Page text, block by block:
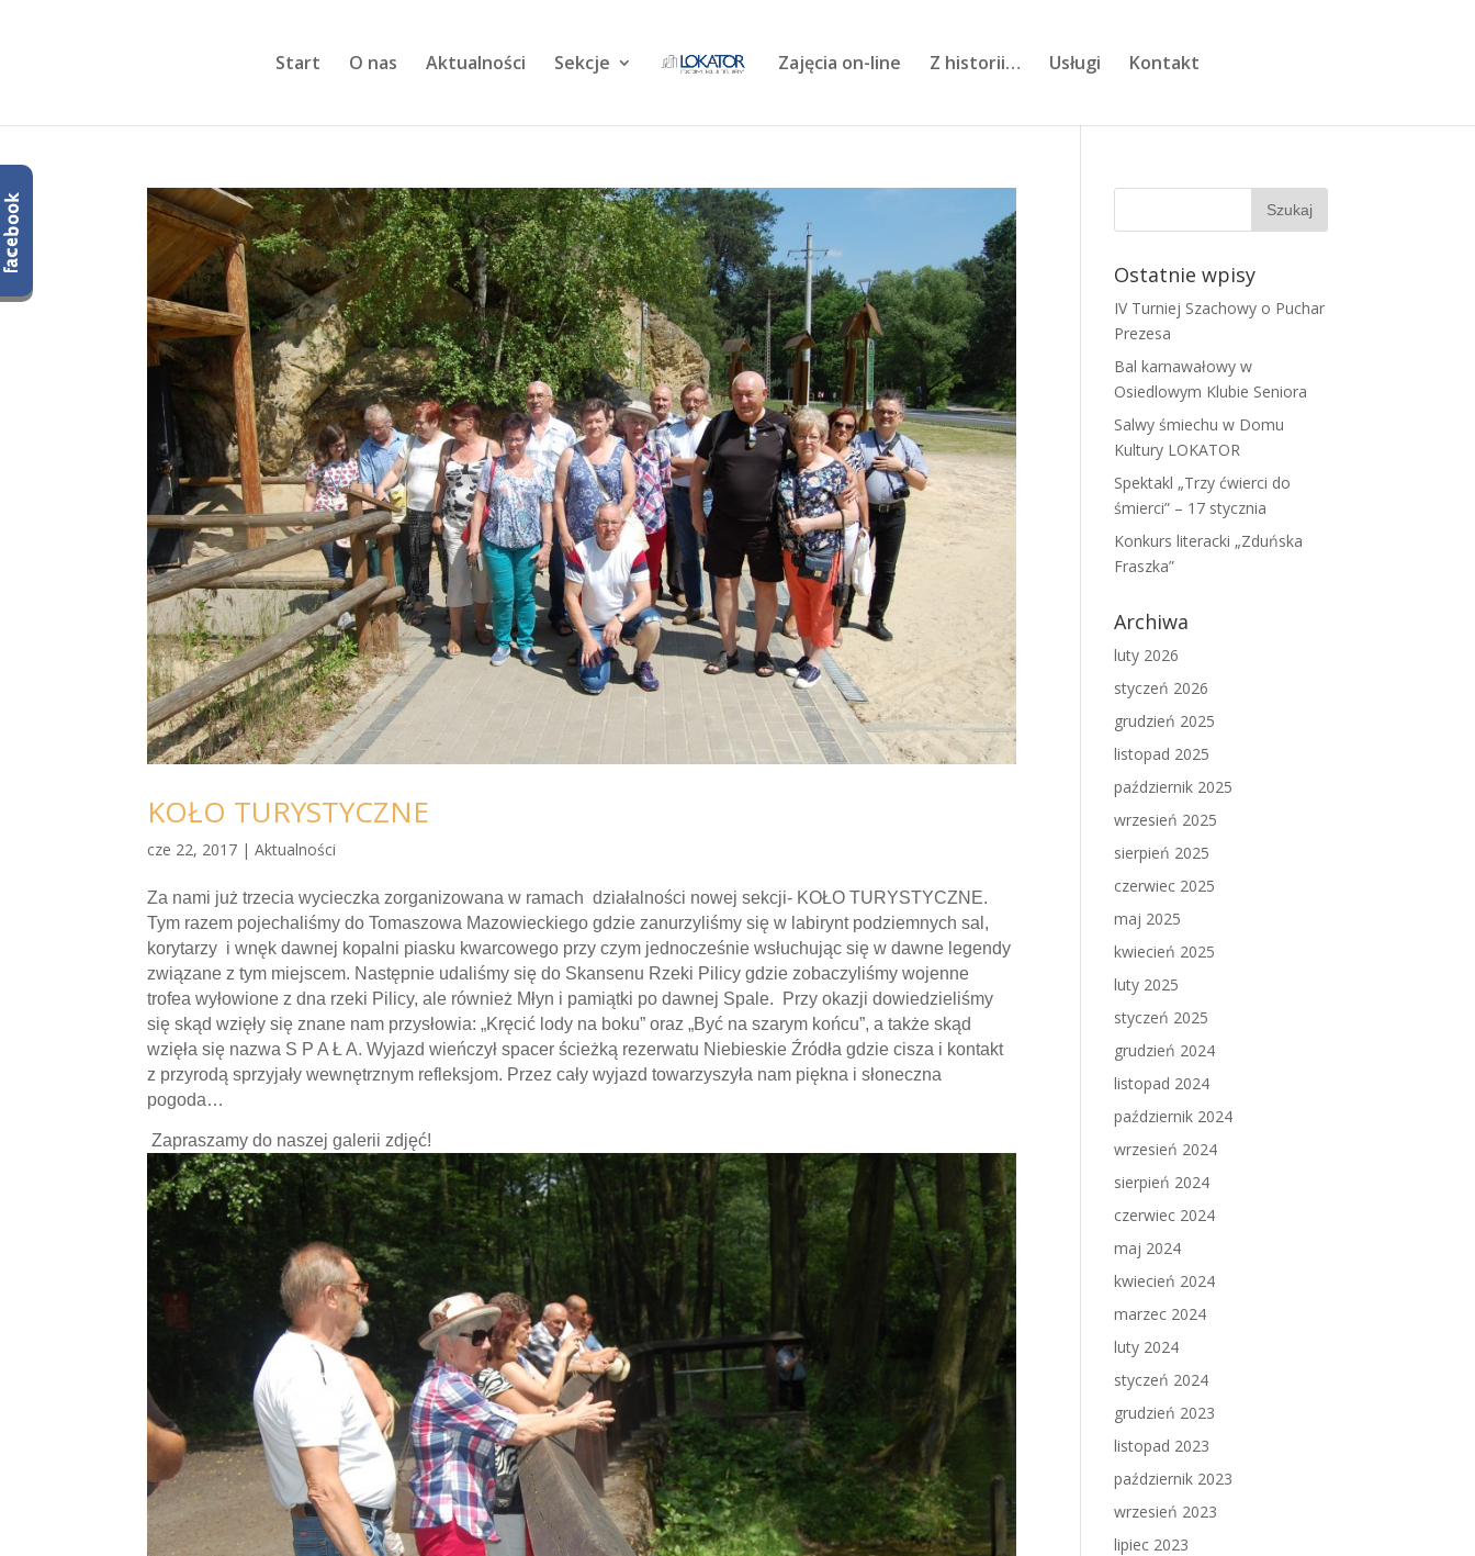
Start O nas Aktualności Sekcje Zajęcia on-line Z historii… Usługi Kontakt
KOŁO TURYSTYCZNE
cze 22, 2017 |Aktualności
Za nami już trzecia wycieczka zorganizowana w ramach działalności nowej sekcji- KOŁO TURYSTYCZNE.
Tym razem pojechaliśmy do Tomaszowa Mazowieckiego gdzie zanurzyliśmy się w labirynt podziemnych sal,
korytarzy i wnęk dawnej kopalni piasku kwarcowego przy czym jednocześnie wsłuchując się w dawne legendy
związane z tym miejscem. Następnie udaliśmy się do Skansenu Rzeki Pilicy gdzie zobaczyliśmy wojenne
trofea wyłowione z dna rzeki Pilicy, ale również Młyn i pamiątki po dawnej Spale. Przy okazji dowiedzieliśmy
się skąd wzięły się znane nam przysłowia: „Kręcić lody na boku” oraz „Być na szarym końcu”, a także skąd
wzięła się nazwa S P A Ł A. Wyjazd wieńczył spacer ścieżką rezerwatu Niebieskie Źródła gdzie cisza i kontakt
z przyrodą sprzyjały wewnętrznym refleksjom. Przez cały wyjazd towarzyszyła nam piękna i słoneczna
pogoda…
Zapraszamy do naszej galerii zdjęć!
Ostatnie wpisy
IV Turniej Szachowy o Puchar
Prezesa
Bal karnawałowy w
Osiedlowym Klubie Seniora
Salwy śmiechu w Domu
Kultury LOKATOR
Spektakl „Trzy ćwierci do
śmierci” – 17 stycznia
Konkurs literacki „Zduńska
Fraszka”
Archiwa
luty 2026
styczeń 2026
grudzień 2025
listopad 2025
październik 2025
wrzesień 2025
sierpień 2025
czerwiec 2025
maj 2025
kwiecień 2025
luty 2025
styczeń 2025
grudzień 2024
listopad 2024
październik 2024
wrzesień 2024
sierpień 2024
czerwiec 2024
maj 2024
kwiecień 2024
marzec 2024
luty 2024
styczeń 2024
grudzień 2023
listopad 2023
październik 2023
wrzesień 2023
lipiec 2023